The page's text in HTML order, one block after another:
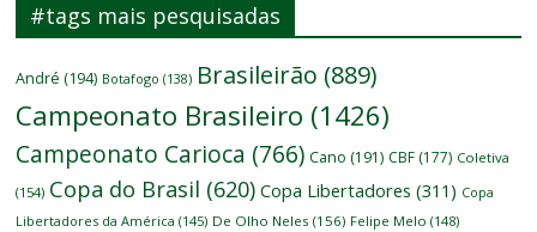
#tags mais pesquisadas
André (194) Botafogo (138) Brasileirão (889)
Campeonato Brasileiro (1426)
Campeonato Carioca (766) Cano (191) CBF (177) Coletiva
(154) Copa do Brasil (620) Copa Libertadores (311) Copa
Libertadores da América (145) De Olho Neles (156) Felipe Melo (148)